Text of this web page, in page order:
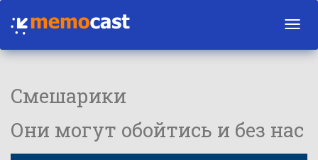
Смешарики
Они могут обойтись и без нас